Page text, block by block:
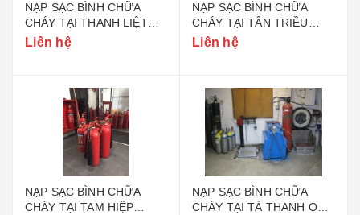
NẠP SẠC BÌNH CHỮA
CHÁY TẠI THANH LIỆT
HUYỆN THANH TRÌ HÀ
Liên hệ
NẠP SẠC BÌNH CHỮA
CHÁY TẠI TÂN TRIỀU
HUYỆN THANH TRÌ HÀ
Liên hệ
NẠP SẠC BÌNH CHỮA
CHÁY TẠI TAM HIỆP
NẠP SẠC BÌNH CHỮA
CHÁY TẠI TẢ THANH OAI